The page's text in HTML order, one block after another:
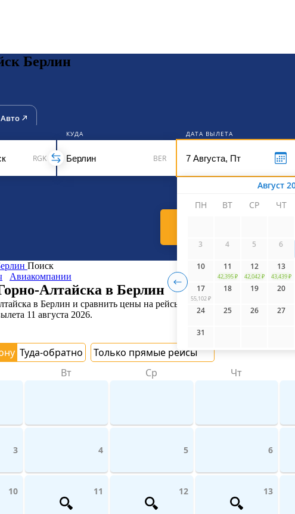
Берлин
Авто
RGK
КУДА
BER
ДАТА ВЫЛЕТА
Август
ПН
ВТ СР ЧТ
3 4 5 6
10 11
42,395 ₽
12
42,042 ₽
13
43,439 ₽
17
55,102 ₽
18 19 20
24 25 26 27
31
Поиск
Авиакомпании
Алтайска в Берлин
в Берлин и сравнить цены на рейсы авиакомпаний поможет
11 августа 2026.
Туда-обратно Только прямые рейсы
Вт Ср Чт
3 4 5 6
10 11 12 13